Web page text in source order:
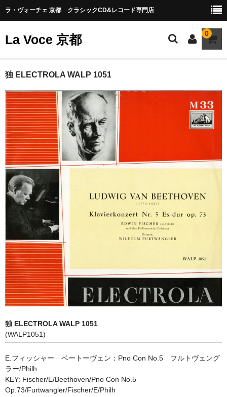
ラ・ヴォーチェ 京都 クラシックCD&レコード専門店
La Voce 京都 0
CATALOG LP
New arrival
交響曲・管弦楽曲
協奏曲
室内楽曲
器楽曲
声楽曲
合唱
オペラ
歌曲
古楽曲
CD&BOOK
PICK UP
ORDER
NEWS
独 ELECTROLA WALP 1051
独 ELECTROLA WALP 1051
(WALP1051)
E.フィッシャー ベートーヴェン：Pno Con No.5 フルトヴェング
ラー/Philh
KEY: Fischer/E/Beethoven/Pno Con No.5
Op.73/Furtwangler/Fischer/E/Philh